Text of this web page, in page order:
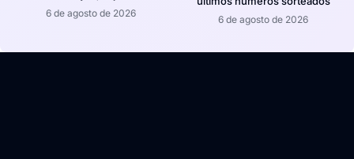
6 de agosto de 2026 6 de agosto de 2026